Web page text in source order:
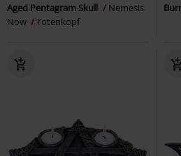
Aged Pentagram Skull
Nemesis
Now
Totenkopf